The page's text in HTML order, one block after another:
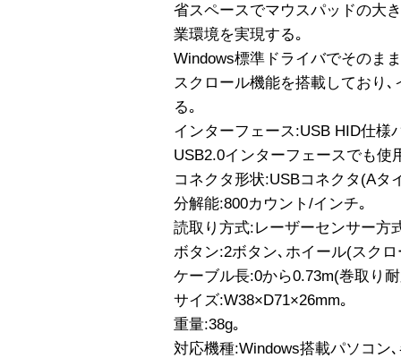
省スペースでマウスパッドの大
業環境を実現する｡
Windows標準ドライバでそのま
スクロール機能を搭載しており
る｡
インターフェース:USB HID仕様
USB2.0インターフェースでも使
コネクタ形状:USBコネクタ(Aタ
分解能:800カウント/インチ｡
読取り方式:レーザーセンサー方
ボタン:2ボタン､ホイール(スク
ケーブル長:0から0.73m(巻取り
サイズ:W38×D71×26mm｡
重量:38g｡
対応機種:Windows搭載パソコン